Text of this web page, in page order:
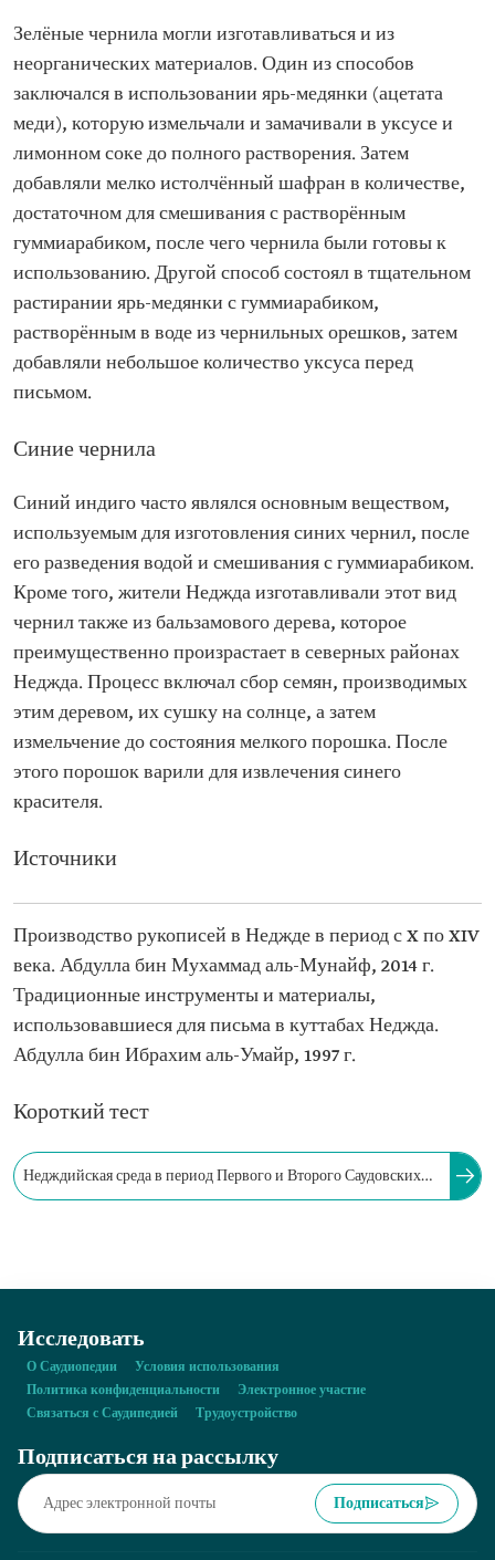
Зелёные чернила могли изготавливаться и из
неорганических материалов. Один из способов
заключался в использовании ярь-медянки (ацетата
меди), которую измельчали и замачивали в уксусе и
лимонном соке до полного растворения. Затем
добавляли мелко истолчённый шафран в количестве,
достаточном для смешивания с растворённым
гуммиарабиком, после чего чернила были готовы к
использованию. Другой способ состоял в тщательном
растирании ярь-медянки с гуммиарабиком,
растворённым в воде из чернильных орешков, затем
добавляли небольшое количество уксуса перед
письмом.
Синие чернила
Синий индиго часто являлся основным веществом,
используемым для изготовления синих чернил, после
его разведения водой и смешивания с гуммиарабиком.
Кроме того, жители Неджда изготавливали этот вид
чернил также из бальзамового дерева, которое
преимущественно произрастает в северных районах
Неджда. Процесс включал сбор семян, производимых
этим деревом, их сушку на солнце, а затем
измельчение до состояния мелкого порошка. После
этого порошок варили для извлечения синего
красителя.
Источники
Производство рукописей в Неджде в период с X по XIV
века. Абдулла бин Мухаммад аль-Мунайф, 2014 г.
Традиционные инструменты и материалы,
использовавшиеся для письма в куттабах Неджда.
Абдулла бин Ибрахим аль-Умайр, 1997 г.
Короткий тест
Недждийская среда в период Первого и Второго Саудовских
Исследовать
О Саудиопедии
Условия использования
Политика конфиденциальности
Электронное участие
Связаться с Саудипедией
Трудоустройство
Подписаться на рассылку
Подписаться